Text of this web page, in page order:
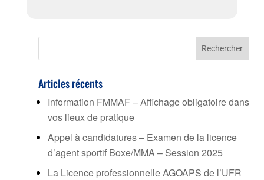
Articles récents
Information FMMAF – Affichage obligatoire dans
vos lieux de pratique
Appel à candidatures – Examen de la licence
d’agent sportif Boxe/MMA – Session 2025
La Licence professionnelle AGOAPS de l’UFR